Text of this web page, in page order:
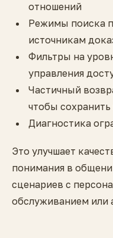
отношений
Режимы поиска
источникам
Фильтры на
управления
Частичный
чтобы сохранить
Диагностика
Это улучшает
понимания в
сценариев с
обслуживанием или